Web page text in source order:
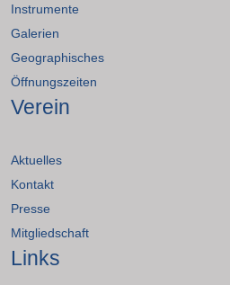
Instrumente
Galerien
Geographisches
Öffnungszeiten
Verein
Aktuelles
Kontakt
Presse
Mitgliedschaft
Links